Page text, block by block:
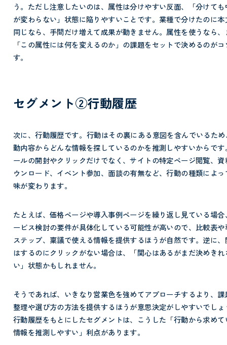
う。ただし注意したいのは、属性は分けやすい反面、「分けても
が変わらない」状態に陥りやすいことです。業種で分けたのに本
同じなら、手間だけ増えて成果が動きません。属性を使うなら、
「この属性には何を変えるのか」の課題をセットで決めるのが
す。
セグメント②行動履歴
次に、行動履歴です。 行動はその裏にある意図を含んでいるた
動内容からどんな情報を探しているのかを推測しやすいからです
ールの開封やクリックだけでなく、サイトの特定ページ閲覧、資
ウンロード、イベント参加、面談の有無など、行動の種類によっ
味が変わります。
たとえば、価格ページや導入事例ページを繰り返し見ている場合
ービス検討の要件が具体化している可能性が高いので、比較表や
ステップ、稟議で使える情報を提供するほうが自然です。逆に、
はするのにクリックがない場合は、「関心はあるがまだ決めきれ
い」状態かもしれません。
そうであれば、いきなり営業色を強めてアプローチするより、課
整理や選び方の方法を提供するほうが意思決定がしやすいでしょ
行動履歴をもとにしたセグメントは、こうした「行動から求めて
情報を推測しやすい」利点があります。